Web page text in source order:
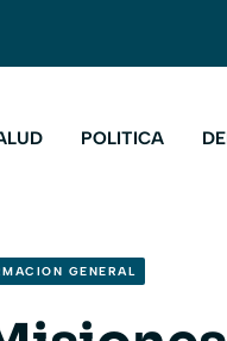
POLITICA
GENERAL